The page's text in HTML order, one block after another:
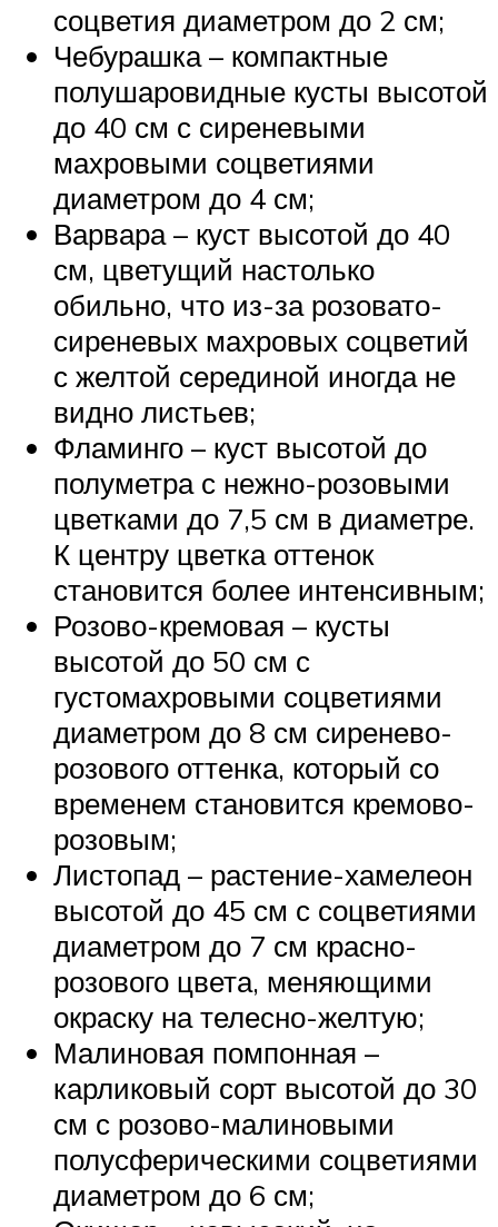
соцветия диаметром до 2 см;
Чебурашка – компактные
полушаровидные кусты высотой
до 40 см с сиреневыми
махровыми соцветиями
диаметром до 4 см;
Варвара – куст высотой до 40
см, цветущий настолько
обильно, что из-за розовато-
сиреневых махровых соцветий
с желтой серединой иногда не
видно листьев;
Фламинго – куст высотой до
полуметра с нежно-розовыми
цветками до 7,5 см в диаметре.
К центру цветка оттенок
становится более интенсивным;
Розово-кремовая – кусты
высотой до 50 см с
густомахровыми соцветиями
диаметром до 8 см сиренево-
розового оттенка, который со
временем становится кремово-
розовым;
Листопад – растение-хамелеон
высотой до 45 см с соцветиями
диаметром до 7 см красно-
розового цвета, меняющими
окраску на телесно-желтую;
Малиновая помпонная –
карликовый сорт высотой до 30
см с розово-малиновыми
полусферическими соцветиями
диаметром до 6 см;